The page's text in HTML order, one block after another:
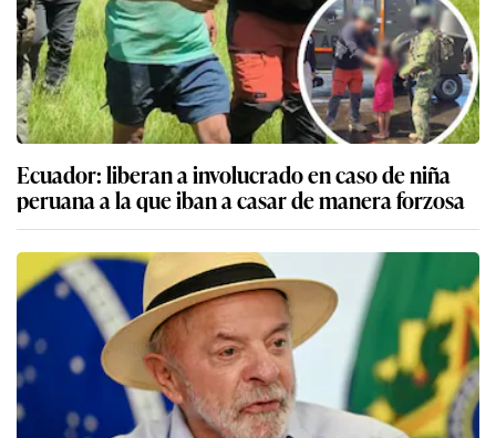
Ecuador: liberan a involucrado en caso de niña
peruana a la que iban a casar de manera forzosa